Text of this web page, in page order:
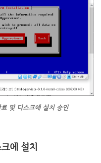
및 디스크에 설치 승인
에 설치